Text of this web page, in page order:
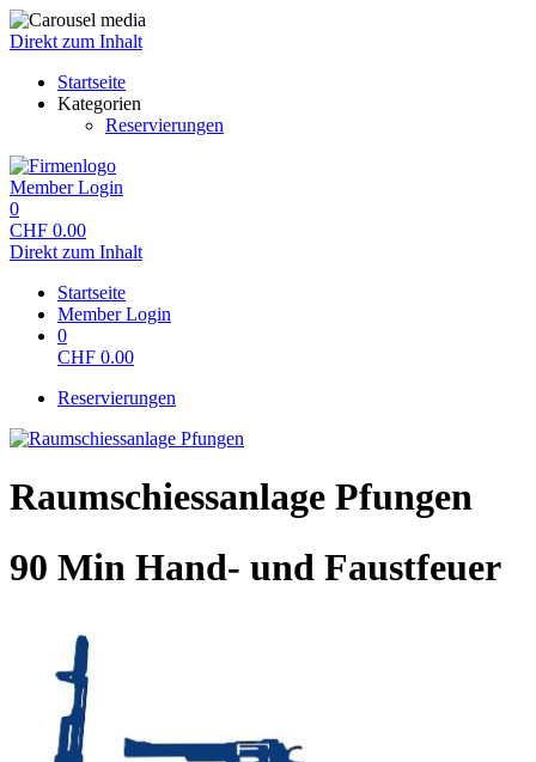
Direkt zum Inhalt
Startseite
Kategorien
Reservierungen
Member Login
0
CHF 0.00
Direkt zum Inhalt
Startseite
Member Login
0
CHF 0.00
Reservierungen
Raumschiessanlage Pfungen
90 Min Hand- und Faustfeuer